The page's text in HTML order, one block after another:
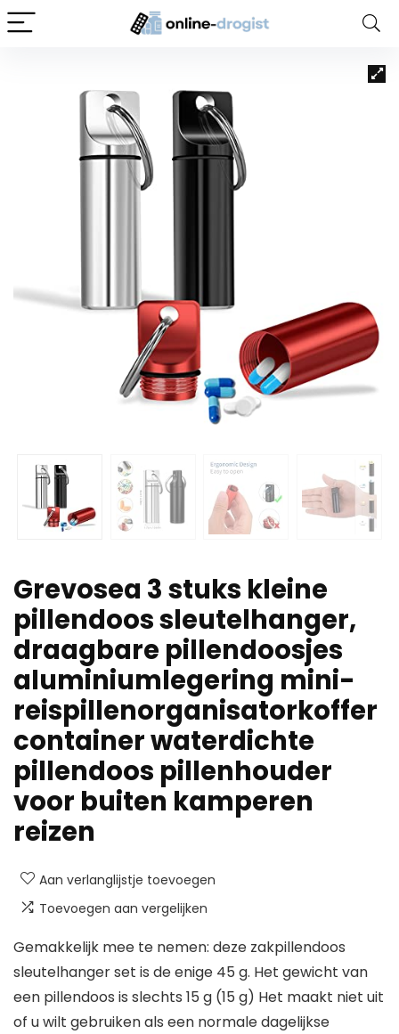
Grevosea 3 stuks kleine
pillendoos sleutelhanger,
draagbare pillendoosjes
aluminiumlegering mini-
reispillenorganisatorkoffer
container waterdichte
pillendoos pillenhouder
voor buiten kamperen
reizen
Aan verlanglijstje toevoegen
Toevoegen aan vergelijken
Gemakkelijk mee te nemen: deze zakpillendoos
sleutelhanger set is de enige 45 g. Het gewicht van
een pillendoos is slechts 15 g (15 g) Het maakt niet uit
of u wilt gebruiken als een normale dagelijkse